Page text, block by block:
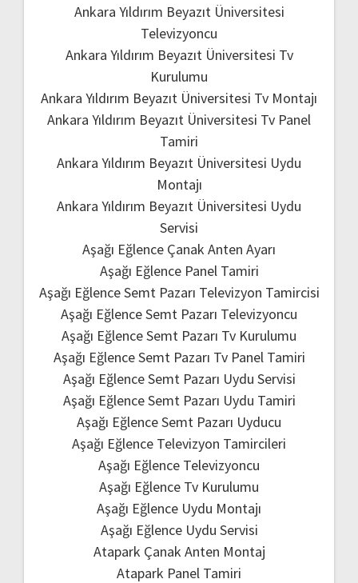
Ankara Yıldırım Beyazıt Üniversitesi
Televizyoncu
Ankara Yıldırım Beyazıt Üniversitesi Tv
Kurulumu
Ankara Yıldırım Beyazıt Üniversitesi Tv Montajı
Ankara Yıldırım Beyazıt Üniversitesi Tv Panel
Tamiri
Ankara Yıldırım Beyazıt Üniversitesi Uydu
Montajı
Ankara Yıldırım Beyazıt Üniversitesi Uydu
Servisi
Aşağı Eğlence Çanak Anten Ayarı
Aşağı Eğlence Panel Tamiri
Aşağı Eğlence Semt Pazarı Televizyon Tamircisi
Aşağı Eğlence Semt Pazarı Televizyoncu
Aşağı Eğlence Semt Pazarı Tv Kurulumu
Aşağı Eğlence Semt Pazarı Tv Panel Tamiri
Aşağı Eğlence Semt Pazarı Uydu Servisi
Aşağı Eğlence Semt Pazarı Uydu Tamiri
Aşağı Eğlence Semt Pazarı Uyducu
Aşağı Eğlence Televizyon Tamircileri
Aşağı Eğlence Televizyoncu
Aşağı Eğlence Tv Kurulumu
Aşağı Eğlence Uydu Montajı
Aşağı Eğlence Uydu Servisi
Atapark Çanak Anten Montaj
Atapark Panel Tamiri